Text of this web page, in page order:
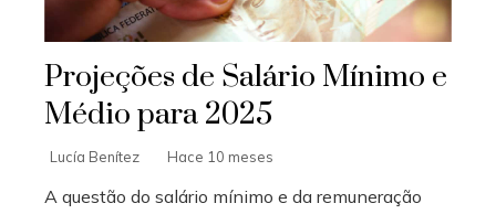
Projeções de Salário Mínimo e
Médio para 2025
Lucía Benítez Hace 10 meses
A questão do salário mínimo e da remuneração